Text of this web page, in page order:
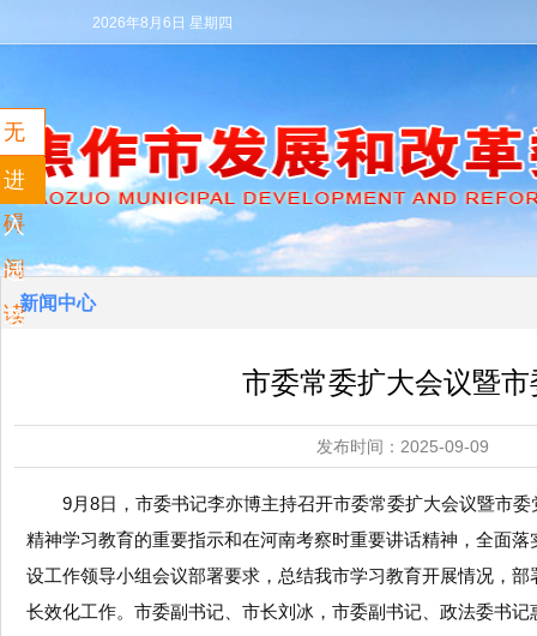
2026年8月6日 星期四
无
障
碍
阅
读
进
入
适
老
新闻中心
市委常委扩大会议暨
发布时间：2025-
9月8日，市委书记李亦博主持召开市委常委扩大会议暨市
精神学习教育的重要指示和在河南考察时重要讲话精神，全面
设工作领导小组会议部署要求，总结我市学习教育开展情况，
长效化工作。市委副书记、市长刘冰，市委副书记、政法委书